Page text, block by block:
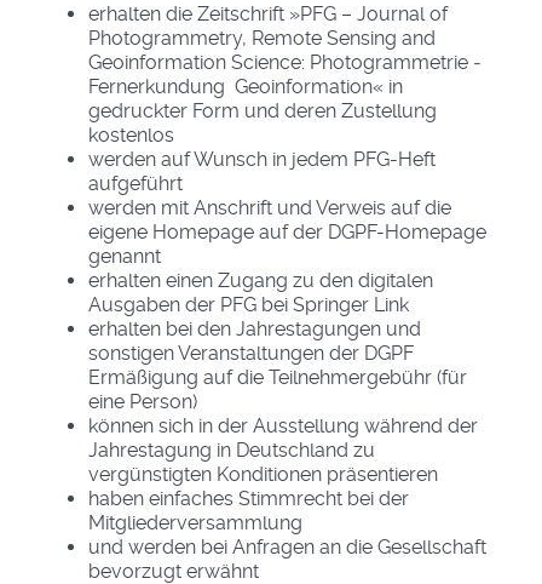
erhalten die Zeitschrift »PFG – Journal of
Photogrammetry, Remote Sensing and
Geoinformation Science: Photogrammetrie ­
Fernerkundung ­ Geoinformation« in
gedruckter Form und deren Zustellung
kostenlos
werden auf Wunsch in jedem PFG-Heft
aufgeführt
werden mit Anschrift und Verweis auf die
eigene Homepage auf der DGPF-Homepage
genannt
erhalten einen Zugang zu den digitalen
Ausgaben der PFG bei Springer Link
erhalten bei den Jahrestagungen und
sonstigen Veranstaltungen der DGPF
Ermäßigung auf die Teilnehmergebühr (für
eine Person)
können sich in der Ausstellung während der
Jahrestagung in Deutschland zu
vergünstigten Konditionen präsentieren
haben einfaches Stimmrecht bei der
Mitgliederversammlung
und werden bei Anfragen an die Gesellschaft
bevorzugt erwähnt